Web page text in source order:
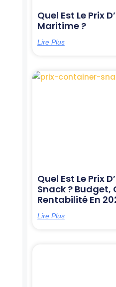
Quel Est Le Prix
Maritime ?
Lire Plus
Quel Est Le Prix
Snack ? Budget,
Rentabilité En
Lire Plus